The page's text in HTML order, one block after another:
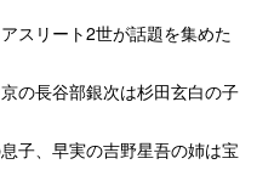
スリート2世が話題を集めた
の長谷部銀次は杉田玄白の子
子、早実の吉野星吾の姉は宝